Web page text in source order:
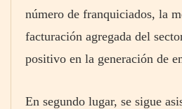
número de franquiciados, la
facturación agregada del
positivo en la generación de
En segundo lugar, se sigue